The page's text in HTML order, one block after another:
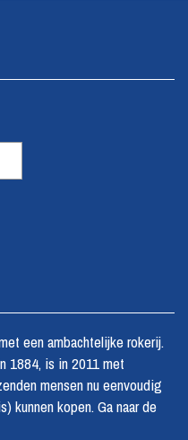
een ambachtelijke rokerij.
1884, is in 2011 met
mensen nu eenvoudig
kunnen kopen. Ga naar de